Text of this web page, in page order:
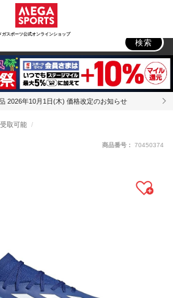
ガスポーツ公式オンラインショップ
ドア
検索
2026年10月1日(木) 価格改定のお知らせ
取可能
商品番号： 70450374